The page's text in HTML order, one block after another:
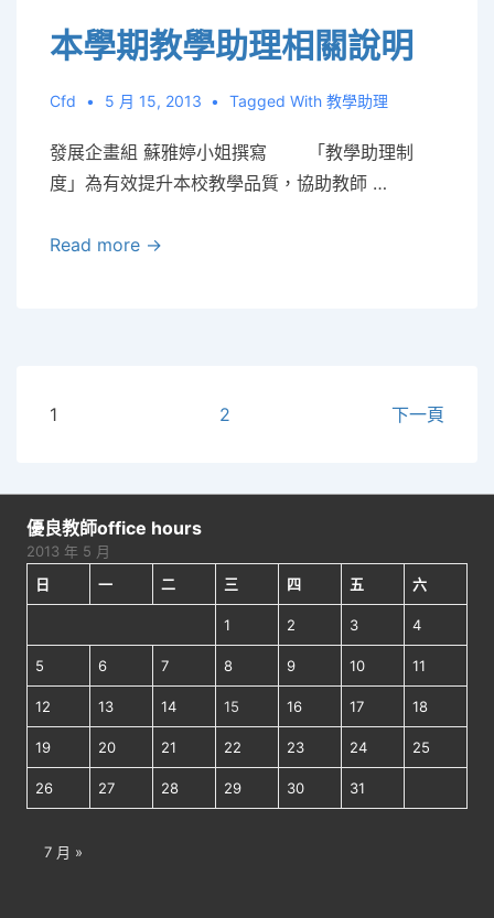
檔
案
推
本學期教學助理相關說明
Cfd 5 月 15, 2013 Tagged With教學助理
發展企畫組 蘇雅婷小姐撰寫 「教學助理制
度」為有效提升本校教學品質，協助教師 …
本
關
說
明
Read more →
文
分
頁
1 2 下一頁
優良教師office hours
2013 年 5 月
日
一 二 三 四 五 六
1 2 3 4
5 6 7 8 9 10 11
12 13 14 15 16 17 18
19 20 21 22 23 24 25
26 27 28 29 30 31
7 月 »